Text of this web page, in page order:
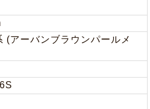
(アーバンブラウンパールメ